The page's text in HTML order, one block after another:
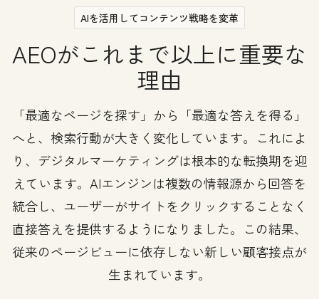
AIを活用してコンテンツ戦略を変革
AEOがこれまで以上に重要な
理由
「最適なページを探す」から「最適な答えを得る」
へと、検索行動が大きく変化しています。これによ
り、デジタルマーケティングは根本的な転換期を迎
えています。AIエンジンは複数の情報源から回答を
統合し、ユーザーがサイトをクリックすることなく
直接答えを提供するようになりました。この結果、
従来のページビューに依存しない新しい顧客接点が
生まれています。